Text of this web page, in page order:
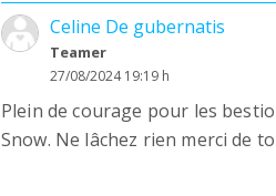
Celine De gubernatis
Teamer
27/08/2024 19:19 h
Plein de courage pour les
Snow. Ne lâchez rien merci de